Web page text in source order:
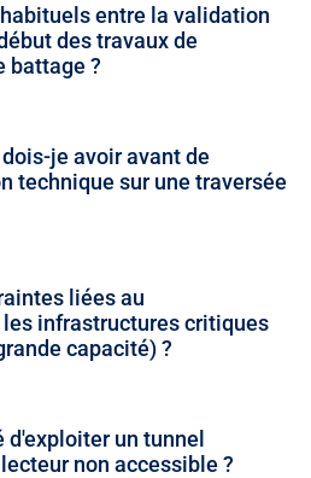
entre la validation
des travaux de
battage ?
je avoir avant de
technique sur une traversée
liées au
infrastructures critiques
capacité) ?
d'exploiter un tunnel
non accessible ?